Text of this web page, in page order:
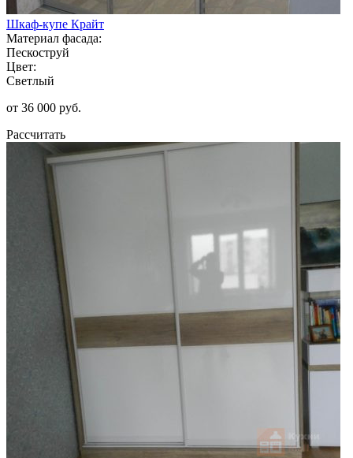
Шкаф-купе Крайт
Материал фасада:
Пескоструй
Цвет:
Светлый
от 36 000 руб.
Рассчитать